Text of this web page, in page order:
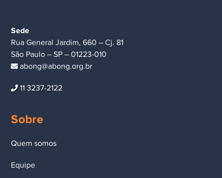
Sede
Rua General Jardim, 660 – Cj. 81
São Paulo – SP – 01223-010
abong@abong.org.br
11 3237-2122
Sobre
Quem somos
Equipe